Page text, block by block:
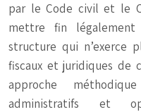
par le Code civil et le
mettre fin légalement
structure qui n’exerce
fiscaux et juridiques de
approche
administratifs et